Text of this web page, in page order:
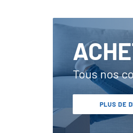
Tous nos
PLUS DE